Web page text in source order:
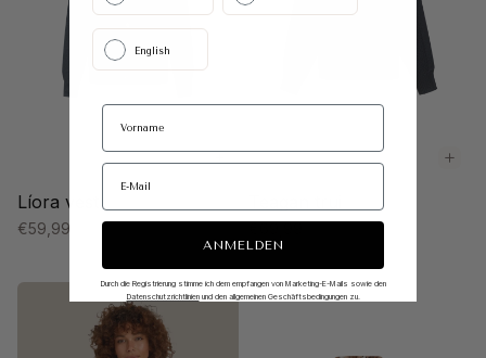
Líora vest
€59,99
English
Vorname
ANMELDEN
Durch die Registrierung stimme ich dem empfangen von Marketing-E-Mails sowie den
Datenschutzrichtlinienund den allgemeinen Geschäftsbedingungen zu.